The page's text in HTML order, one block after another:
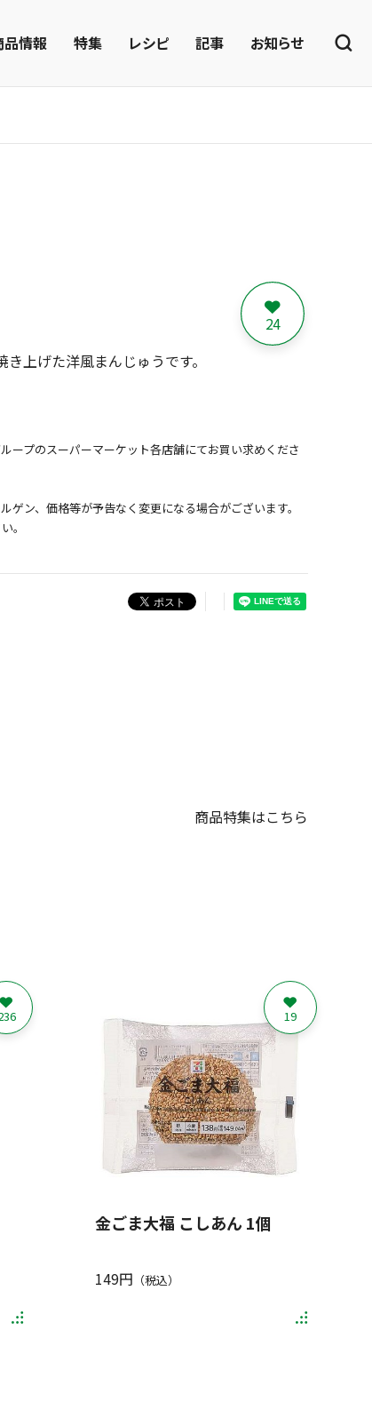
品情報 特集 レシピ 記事 お知らせ
24
上げた洋風まんじゅうです。
ープのスーパーマーケット各店舗にてお買い求めくださ
ン、価格等が予告なく変更になる場合がございます。
。
商品特集はこちら
金ごま大福 こしあん 1個
149円 （税込）
19